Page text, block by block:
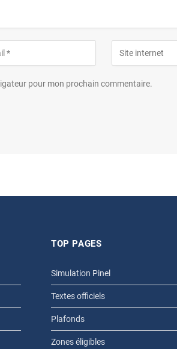
pour mon prochain commentaire.
TOP PAGES
Simulation Pinel
Textes officiels
Plafonds
Zones éligibles